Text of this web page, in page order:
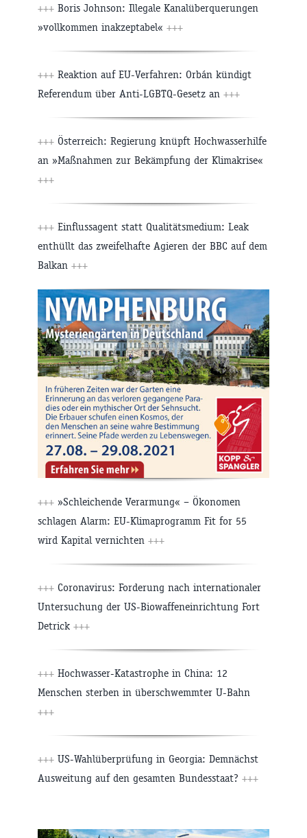
+++ Boris Johnson: Illegale Kanalüberquerungen
»vollkommen inakzeptabel« +++
+++ Reaktion auf EU-Verfahren: Orbán kündigt
Referendum über Anti-LGBTQ-Gesetz an +++
+++ Österreich: Regierung knüpft Hochwasserhilfe
an »Maßnahmen zur Bekämpfung der Klimakrise«
+++
+++ Einflussagent statt Qualitätsmedium: Leak
enthüllt das zweifelhafte Agieren der BBC auf dem
Balkan +++
+++ »Schleichende Verarmung« – Ökonomen
schlagen Alarm: EU-Klimaprogramm Fit for 55
wird Kapital vernichten +++
+++ Coronavirus: Forderung nach internationaler
Untersuchung der US-Biowaffeneinrichtung Fort
Detrick +++
+++ Hochwasser-Katastrophe in China: 12
Menschen sterben in überschwemmter U-Bahn
+++
+++ US-Wahlüberprüfung in Georgia: Demnächst
Ausweitung auf den gesamten Bundesstaat? +++